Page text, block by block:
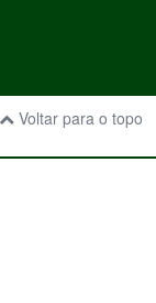
Voltar para o topo